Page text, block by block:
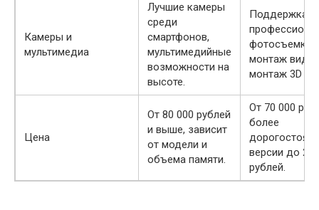
Камеры и
мультимедиа
Лучшие камеры
среди
смартфонов,
мультимедийные
возможности на
высоте.
Поддержка
фотосъемки,
монтаж
монтаж 3D
Цена
От 80 000 рублей
и выше, зависит
от модели и
объема памяти.
От 70 000
более
версии до
рублей.